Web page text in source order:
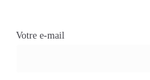
Votre e-mail